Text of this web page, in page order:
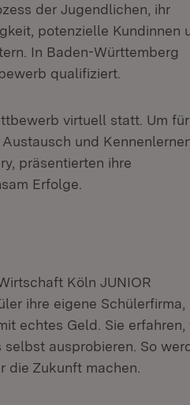
der Jugendlichen, ihr
potenzielle Kundinnen
In Baden-Württemberg
qualifiziert.
virtuell statt. Um für
und
präsentierten ihre
Erfolge.
Köln JUNIOR
ihre eigene Schülerfirma,
echtes Geld. Sie erfahren,
ausprobieren. So
Zukunft machen.